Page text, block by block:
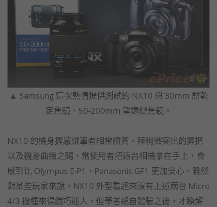
▲ Samsung 這次熱情提供測試的 NX10 與 30mm 餅乾
定焦鏡、50-200mm 望遠變焦鏡。
NX10 的機身握感讓筆者相當讚賞，拜稍微突出的握把
以及機身曲線之賜，當使用者把這台相機拿在手上，會
感到比 Olympus E-P1、Panasonic GF1 更加安心。雖然
對某些玩家來說，NX10 外型看起來沒有上述兩台 Micro
4/3 機種來得纖巧迷人，但筆者親自體驗之後，才瞭解